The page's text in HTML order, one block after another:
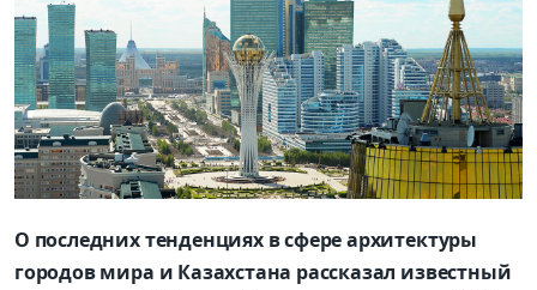
О последних тенденциях в сфере архитектуры
городов мира и Казахстана рассказал известный